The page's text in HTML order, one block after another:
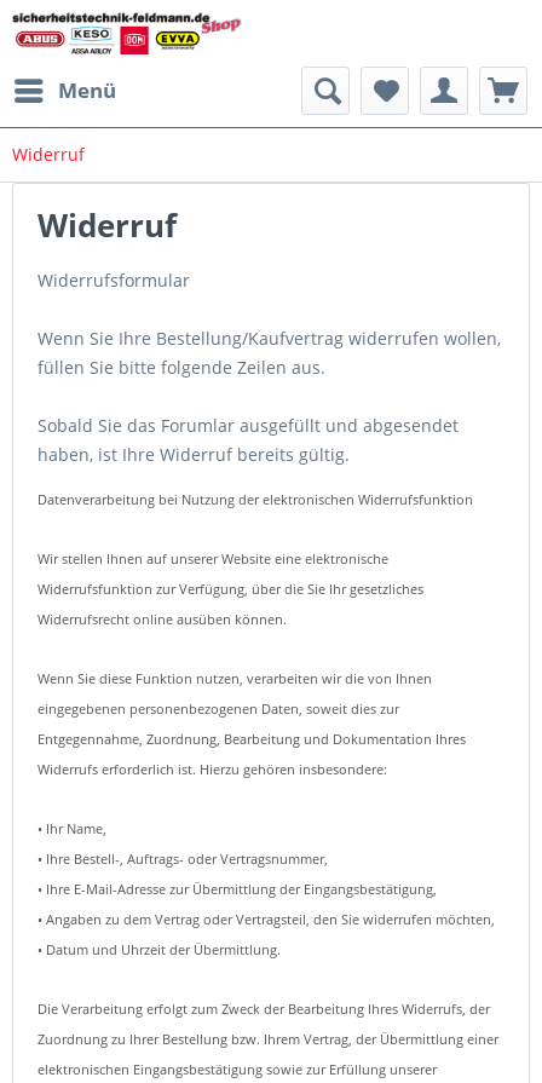
Menü
Widerruf
Widerruf
Widerrufsformular
Wenn Sie Ihre Bestellung/Kaufvertrag widerrufen wollen,
füllen Sie bitte folgende Zeilen aus.
Sobald Sie das Forumlar ausgefüllt und abgesendet
haben, ist Ihre Widerruf bereits gültig.
Datenverarbeitung bei Nutzung der elektronischen Widerrufsfunktion
Wir stellen Ihnen auf unserer Website eine elektronische
Widerrufsfunktion zur Verfügung, über die Sie Ihr gesetzliches
Widerrufsrecht online ausüben können.
Wenn Sie diese Funktion nutzen, verarbeiten wir die von Ihnen
eingegebenen personenbezogenen Daten, soweit dies zur
Entgegennahme, Zuordnung, Bearbeitung und Dokumentation Ihres
Widerrufs erforderlich ist. Hierzu gehören insbesondere:
• Ihr Name,
• Ihre Bestell-, Auftrags- oder Vertragsnummer,
• Ihre E-Mail-Adresse zur Übermittlung der Eingangsbestätigung,
• Angaben zu dem Vertrag oder Vertragsteil, den Sie widerrufen möchten,
• Datum und Uhrzeit der Übermittlung.
Die Verarbeitung erfolgt zum Zweck der Bearbeitung Ihres Widerrufs, der
Zuordnung zu Ihrer Bestellung bzw. Ihrem Vertrag, der Übermittlung einer
elektronischen Eingangsbestätigung sowie zur Erfüllung unserer